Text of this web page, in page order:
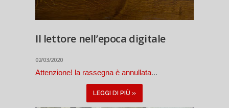
Il lettore nell’epoca digitale
02/03/2020
Attenzione! la rassegna è annullata...
LEGGI DI PIÙ »